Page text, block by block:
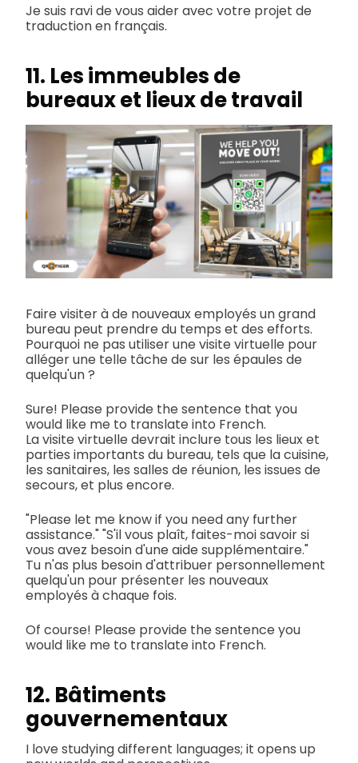
Je suis ravi de vous aider avec votre projet de
traduction en français.
11. Les immeubles de
bureaux et lieux de travail
Faire visiter à de nouveaux employés un grand
bureau peut prendre du temps et des efforts.
Pourquoi ne pas utiliser une visite virtuelle pour
alléger une telle tâche de sur les épaules de
quelqu'un ?
Sure! Please provide the sentence that you
would like me to translate into French.
La visite virtuelle devrait inclure tous les lieux et
parties importants du bureau, tels que la cuisine,
les sanitaires, les salles de réunion, les issues de
secours, et plus encore.
"Please let me know if you need any further
assistance." "S'il vous plaît, faites-moi savoir si
vous avez besoin d'une aide supplémentaire."
Tu n'as plus besoin d'attribuer personnellement
quelqu'un pour présenter les nouveaux
employés à chaque fois.
Of course! Please provide the sentence you
would like me to translate into French.
12. Bâtiments
gouvernementaux
I love studying different languages; it opens up